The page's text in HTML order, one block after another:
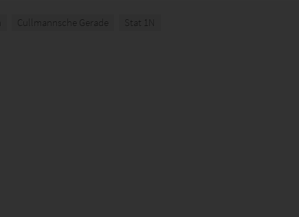
Cullmannsche Gerade Stat 1N